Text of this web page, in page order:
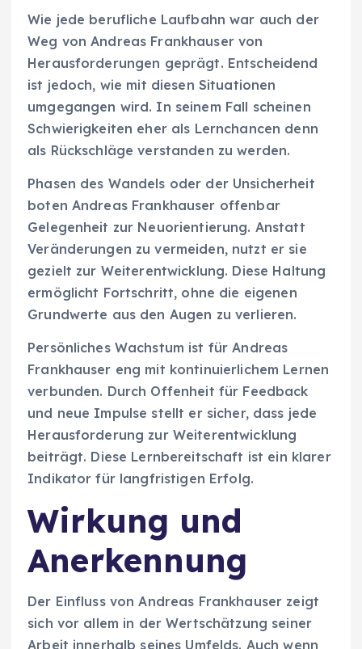
Wie jede berufliche Laufbahn war auch der
Weg von Andreas Frankhauser von
Herausforderungen geprägt. Entscheidend
ist jedoch, wie mit diesen Situationen
umgegangen wird. In seinem Fall scheinen
Schwierigkeiten eher als Lernchancen denn
als Rückschläge verstanden zu werden.
Phasen des Wandels oder der Unsicherheit
boten Andreas Frankhauser offenbar
Gelegenheit zur Neuorientierung. Anstatt
Veränderungen zu vermeiden, nutzt er sie
gezielt zur Weiterentwicklung. Diese Haltung
ermöglicht Fortschritt, ohne die eigenen
Grundwerte aus den Augen zu verlieren.
Persönliches Wachstum ist für Andreas
Frankhauser eng mit kontinuierlichem Lernen
verbunden. Durch Offenheit für Feedback
und neue Impulse stellt er sicher, dass jede
Herausforderung zur Weiterentwicklung
beiträgt. Diese Lernbereitschaft ist ein klarer
Indikator für langfristigen Erfolg.
Wirkung und
Anerkennung
Der Einfluss von Andreas Frankhauser zeigt
sich vor allem in der Wertschätzung seiner
Arbeit innerhalb seines Umfelds. Auch wenn